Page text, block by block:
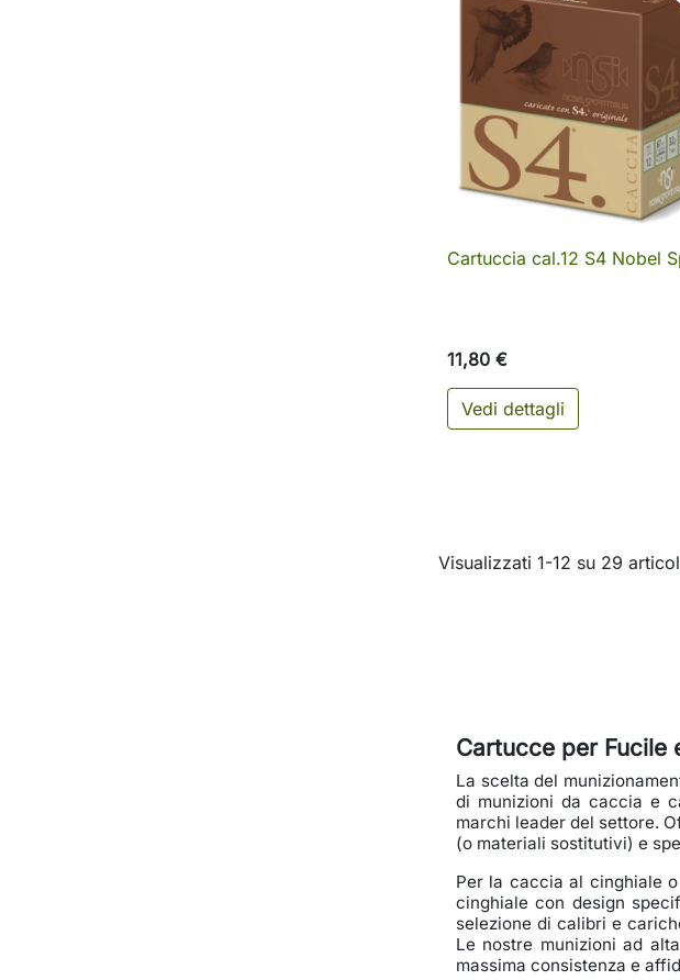
 Anteprima
Cartuccia cal.12 S4 Nobel
11,80 €
Vedi dettagli
Visualizzati 1-12 su 29
Cartucce per Fucile
La scelta del
di munizioni da caccia e
marchi leader del settore.
(o materiali sostitutivi) e
Per la caccia al cinghiale
cinghiale con design
selezione di calibri e
Le nostre munizioni ad
massima consistenza e